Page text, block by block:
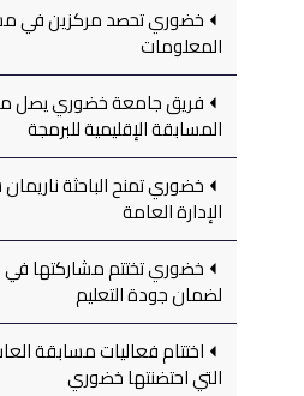
خضوري تحصد مركزين في
المعلومات
فريق جامعة خضوري يصل
المسابقة الإقليمية للبرمجة
خضوري تمنح الباحثة
الإدارة العامة
خضوري تختتم مشاركتها في
لضمان جودة التعليم
اختتام فعاليات مسابقة
التي احتضنتها خضوري